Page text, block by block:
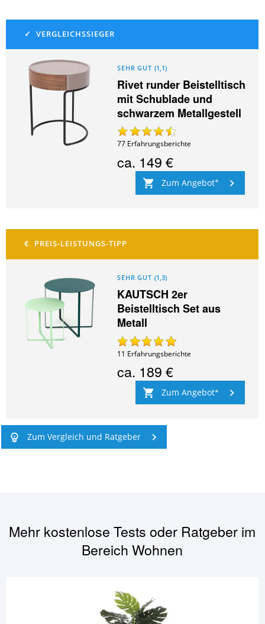
SEHR GUT (1,1)
Rivet runder Beistelltisch
mit Schublade und
schwarzem Metallgestell
77 Erfahrungsberichte
ca. 149 €
Zum Angebot
SEHR GUT (1,3)
KAUTSCH 2er
Beistelltisch Set aus
Metall
11 Erfahrungsberichte
ca. 189 €
Zum Angebot
Zum Vergleich und Ratgeber
Mehr kostenlose Tests oder Ratgeber im
BereichWohnen